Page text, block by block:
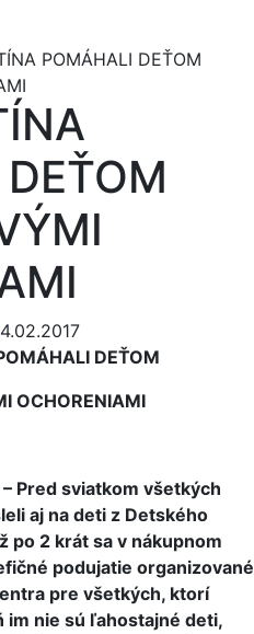
POMÁHALI DEŤOM
DEŤOM
OCHORENIAMI
Pred sviatkom všetkých
aj na deti z Detského
po 2 krát sa v nákupnom
podujatie organizované
pre všetkých, ktorí
nie sú ľahostajné deti,